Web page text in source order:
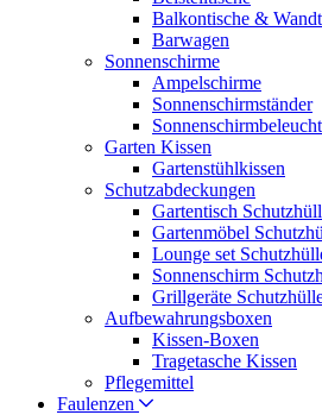
Balkontische &
Barwagen
Sonnenschirme
Ampelschirme
Sonnenschirmständer
Garten Kissen
Gartenstühlkissen
Schutzabdeckungen
Gartentisch
Gartenmöbel
Lounge set
Sonnenschirm
Grillgeräte
Aufbewahrungsboxen
Kissen-Boxen
Tragetasche Kissen
Pflegemittel
Faulenzen